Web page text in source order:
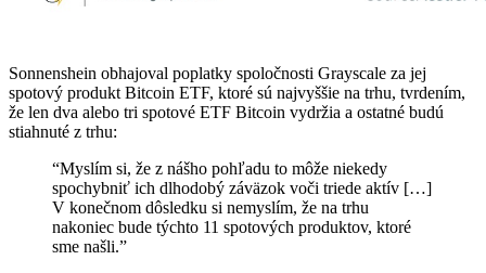
Sonnenshein obhajoval poplatky spoločnosti Grayscale za jej
spotový produkt Bitcoin ETF, ktoré sú najvyššie na trhu, tvrdením,
že len dva alebo tri spotové ETF Bitcoin vydržia a ostatné budú
stiahnuté z trhu:
“Myslím si, že z nášho pohľadu to môže niekedy
spochybniť ich dlhodobý záväzok voči triede aktív […]
V konečnom dôsledku si nemyslím, že na trhu
nakoniec bude týchto 11 spotových produktov, ktoré
sme našli.”